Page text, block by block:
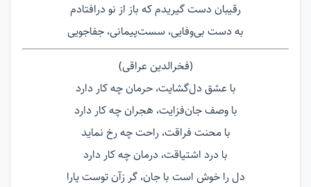
رقیبان دست گیریدم که باز از نو در‌افتادم
به دست بی‌وفایی، سست‌پیمانی، جفاجویی
(فخرالدین عراقی)
با عشق دل‌گشایت، حرمان چه کار دارد
با وصف جان‌فزایت، هجران چه کار دارد
با محنت فراقت، راحت چه رخ نماید
با درد اشتیاقت، درمان چه کار دارد
دل را خوش است با جان، گر زآن توست یارا